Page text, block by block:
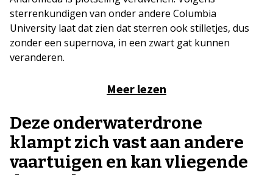
sterrenkundigen van onder andere Columbia
University laat dat zien dat sterren ook stilletjes, dus
zonder een supernova, in een zwart gat kunnen
veranderen.
Meer lezen
Deze onderwaterdrone
klampt zich vast aan andere
vaartuigen en kan vliegende